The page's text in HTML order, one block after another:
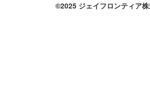
©2025 ジェイフロンティア